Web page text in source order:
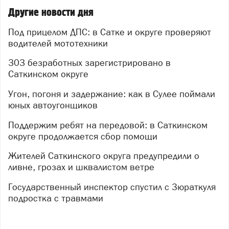
всего собирается мототранспорт. Теперь экипажи
точках.
большая профилактическая работа: инспекторы
проведут беседы с подростками в местах их отдыха,
также обследуют автомастерские и другие площадки,
где могут переделывать транспорт. В точках продажи
мототехники разместят информационные материалы,
а нарушителям будут вручать предостережения.
Госавтоинспекция напоминает: если вы заметили
нарушение или стали свидетелем ДТП, сообщите об
этом в дежурную часть полиции по телефону 8
(35161) 5‑50‑14 либо черезофициальный сайт
Госавтоинспекции(вкладка «Госавтоинспекция»,
Другие новости дня
Под прицелом ДПС: в Сатке и округе проверяют
водителей мототехники
303 безработных зарегистрировано в
Саткинском округе
Угон, погоня и задержание: как в Сулее поймали
юных автоугонщиков
Поддержим ребят на передовой: в Саткинском
округе продолжается сбор помощи
Жителей Саткинского округа предупредили о
ливне, грозах и шквалистом ветре
Государственный инспектор спустил с Зюраткуля
подростка с травмами